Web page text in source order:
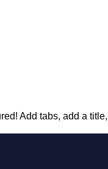
Add tabs, add a